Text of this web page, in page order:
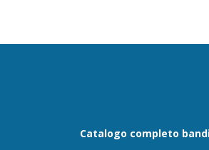
Catalogo completo